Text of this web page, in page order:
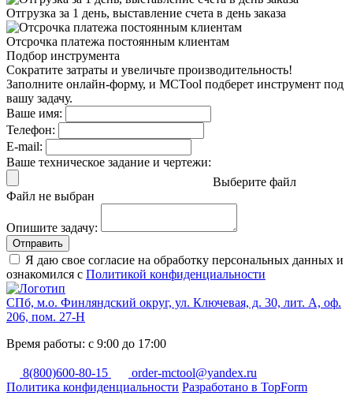
Отгрузка за 1 день, выставление счета в день заказа
Отсрочка платежа постоянным клиентам
Подбор инструмента
Сократите затраты и увеличьте производительность!
Заполните онлайн-форму, и MCTool подберет инструмент под
вашу задачу.
Ваше имя:
Телефон:
E-mail:
Ваше техническое задание и чертежи:
Выберите файл
Файл не выбран
Опишите задачу:
Отправить
Я даю свое согласие на обработку персональных данных и
ознакомился с Политикой конфиденциальности
СПб, м.о. Финляндский округ, ул. Ключевая, д. 30, лит. А, оф.
206, пом. 27-Н
Время работы: с 9:00 до 17:00
8(800)600-80-15
order-mctool@yandex.ru
Политика конфиденциальности Разработано в TopForm